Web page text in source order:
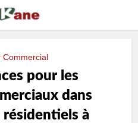
Commercial
pour les
dans
résidentiels à